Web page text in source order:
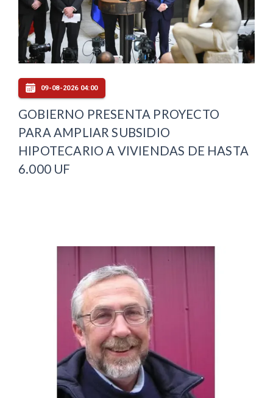
09-08-2026 04:00
GOBIERNO PRESENTA PROYECTO
PARA AMPLIAR SUBSIDIO
HIPOTECARIO A VIVIENDAS DE HASTA
6.000 UF